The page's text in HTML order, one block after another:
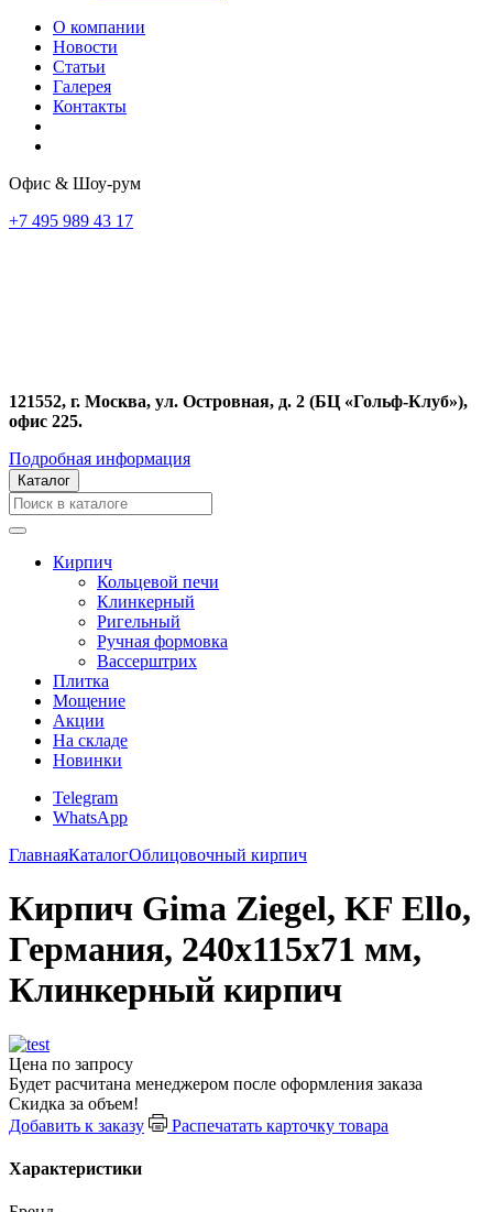
О компании
Новости
Статьи
Галерея
Контакты
Офис & Шоу-рум
+7 495 989 43 17
121552, г. Москва, ул. Островная, д. 2 (БЦ «Гольф-Клуб»),
офис 225.
Подробная информация
Каталог
Кирпич
Кольцевой печи
Клинкерный
Ригельный
Ручная формовка
Вассерштрих
Плитка
Мощение
Акции
На складе
Новинки
Telegram
WhatsApp
ГлавнаяКаталогОблицовочный кирпич
Кирпич Gima Ziegel, KF Ello,
Германия, 240х115х71 мм,
Клинкерный кирпич
Цена по запросу
Будет расчитана менеджером после оформления заказа
Скидка за объем!
Добавить к заказу
Распечатать карточку товара
Характеристики